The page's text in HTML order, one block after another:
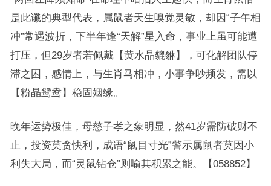
是此谶的典型代表，属鼠者天生嗅觉灵敏，却因“子午相
冲”常遇波折，下半年逢“天解”星入命，事业上虽可能遭
打压，但29岁者若佩戴【黄水晶貔貅】，可化解团队停
滞之困，感情上，与生肖马相冲，小事争吵频发，需以
【粉晶鸳鸯】稳固姻缘。
晚年运势极佳，母慈子孝之象明显，然41岁需防破财不
止，投资莫贪快利，成语“鼠目寸光”警示属鼠者莫因小
利失大局，而“灵鼠钻仓”则喻其积累之能。【058852】